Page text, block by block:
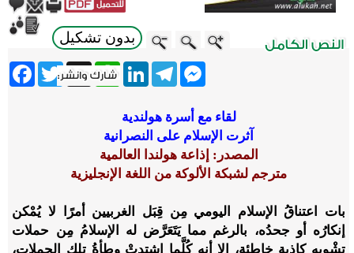
بدون تشكيل
Twitter X
WhatsApp
LinkedInTelegram
Messenger
لقاء مع أسرة هولندية
آثرت الإسلام على النصرانية
المصدر: إذاعة هولندا العالمية
مترجم لشبكة الألوكة من اللغة الإنجليزية
بات اعتناقُ الإسلام اليومي مِن قِبَل الغربيين أمرًا لا يُمْكن
إنكارُه أو جحدُه، بالرغم مما يَتَعَرَّض له الإسلامُ مِن حملات
تشْويهٍ كاذبةٍ خاطئةٍ، إلا أنه كُلَّما اشتدتْ وطأةُ تلك الحملات،